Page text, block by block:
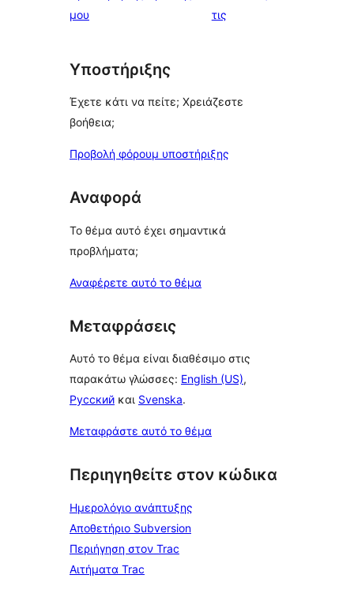
μου
τιςκριτικές
Υποστήριξης
Έχετε κάτι να πείτε; Χρειάζεστε
βοήθεια;
Προβολή φόρουμ υποστήριξης
Αναφορά
Το θέμα αυτό έχει σημαντικά
προβλήματα;
Αναφέρετε αυτό το θέμα
Μεταφράσεις
Αυτό το θέμα είναι διαθέσιμο στις
παρακάτω γλώσσες: English (US),
Русский και Svenska.
Μεταφράστε αυτό το θέμα
Περιηγηθείτε στον κώδικα
Ημερολόγιο ανάπτυξης
Αποθετήριο Subversion
Περιήγηση στον Trac
Αιτήματα Trac